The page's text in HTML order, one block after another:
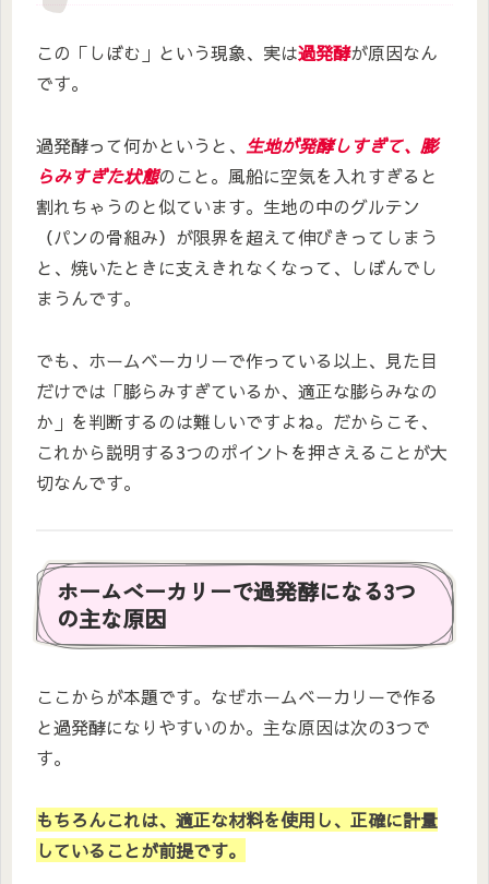
この「しぼむ」という現象、実は過発酵が原因なん
です。
過発酵って何かというと、 生地が発酵しすぎて、膨
らみすぎた状態のこと。風船に空気を入れすぎると
割れちゃうのと似ています。生地の中のグルテン
（パンの骨組み）が限界を超えて伸びきってしまう
と、焼いたときに支えきれなくなって、しぼんでし
まうんです。
でも、ホームベーカリーで作っている以上、見た目
だけでは「膨らみすぎているか、適正な膨らみなの
か」を判断するのは難しいですよね。だからこそ、
これから説明する3つのポイントを押さえることが大
切なんです。
ホームベーカリーで過発酵になる3つ
の主な原因
ここからが本題です。なぜホームベーカリーで作る
と過発酵になりやすいのか。主な原因は次の3つで
す。
もちろんこれは、適正な材料を使用し、正確に計量
していることが前提です。